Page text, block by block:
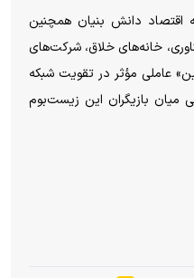
اقتصاد دانش بنیان همچنین
خانه‌های خلاق، شرکت‌های
عاملی مؤثر در تقویت شبکه
میان بازیگران این زیست‌بوم